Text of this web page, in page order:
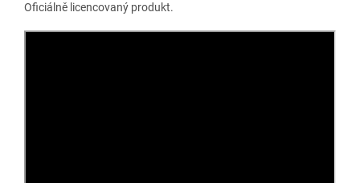
Oficiálně licencovaný produkt.